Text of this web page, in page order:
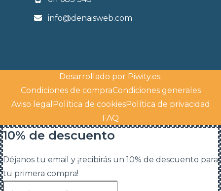
info@denaisweb.com
Desarrollado por Piwity.es.
Condiciones de compraCondiciones generales
Aviso legal Política de cookiesPolítica de privacidad
FAQ
10% de descuento
Déjanos tu email y ¡recibirás un 10% de descuento para
tu primera compra!